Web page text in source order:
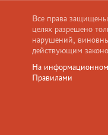
Все права
целях разрешено
нарушений,
действующим
На информационном
Правилами